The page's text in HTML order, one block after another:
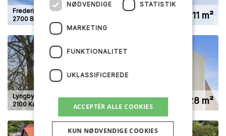
Frederikssundsvej 264
2700 Brønshøj
111 m²
Lyngbyvej 17
2100 København Ø
228 m²
NØDVENDIGE STATISTIK
MARKETING
FUNKTIONALITET
UKLASSIFICEREDE
ACCEPTÉR ALLE COOKIES
KUN NØDVENDIGE COOKIES